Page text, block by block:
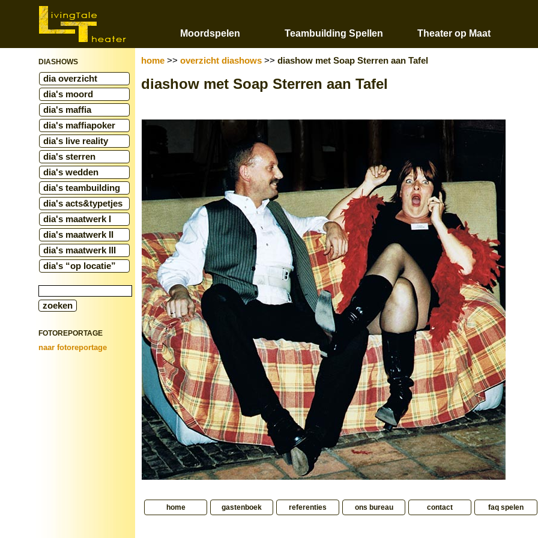
Moordspelen Teambuilding Spellen Theater op Maat
DIASHOWS
dia overzicht
dia's moord
dia's maffia
dia's maffiapoker
dia's live reality
dia's sterren
dia's wedden
dia's teambuilding
dia's acts&typetjes
dia's maatwerk I
dia's maatwerk II
dia's maatwerk III
dia's “op locatie”
FOTOREPORTAGE
naar fotoreportage
home >> overzicht diashows >> diashow met Soap Sterren aan Tafel
diashow met Soap Sterren aan Tafel
home gastenboek referenties ons bureau contact faq spelen